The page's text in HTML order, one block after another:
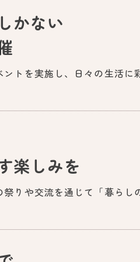
かない
トを実施し、日々の生活に
楽しみを
りや交流を通じて「暮らし